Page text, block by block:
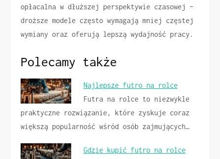
opłacalna w dłuższej perspektywie czasowej –
droższe modele często wymagają mniej częstej
wymiany oraz oferują lepszą wydajność pracy.
Polecamy także
Najlepsze futro na rolce
Futra na rolce to niezwykle
praktyczne rozwiązanie, które zyskuje coraz
większą popularność wśród osób zajmujących…
Gdzie kupić futro na rolce